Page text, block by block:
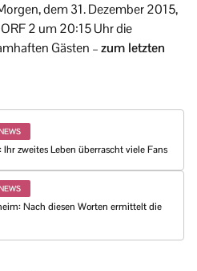
dem 31. Dezember 2015,
2 um 20:15 Uhr die
Gästen –zum letzten
Ihr zweites Leben überrascht viele Fans
Nach diesen Worten ermittelt die